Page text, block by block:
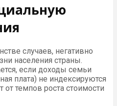
случаев, негативно
населения страны.
если доходы семьи
плата) не индексируются
от темпов роста стоимости